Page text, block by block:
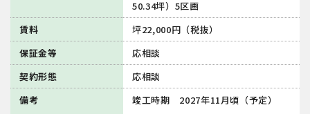
50.34坪）5区画
賃料
坪22,000円（税抜）
保証金等
応相談
契約形態
応相談
備考
竣工時期 2027年11月頃（予定）